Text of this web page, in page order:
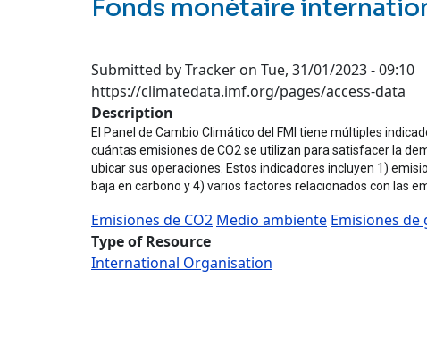
Fonds monétaire
Submitted byTracker on Tue, 31/01/2023 - 09:10
https://climatedata.imf.org/pages/access-data
Description
El Panel de Cambio Climático del FMI tiene múltiples
cuántas emisiones de CO2 se utilizan para satisfacer la
ubicar sus operaciones. Estos indicadores incluyen 1)
baja en carbono y 4) varios factores relacionados con las
Emisiones de CO2 Medio ambiente Emisiones de
Type of Resource
International Organisation